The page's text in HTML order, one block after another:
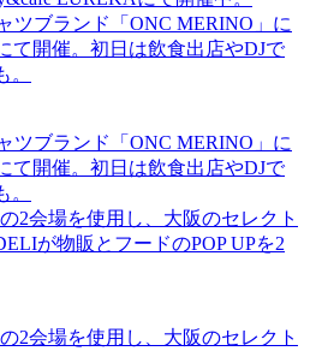
ツブランド「ONC MERINO」に
て開催。初日は飲食出店やDJで
ツブランド「ONC MERINO」に
て開催。初日は飲食出店やDJで
2会場を使用し、大阪のセレクト
が物販とフードのPOP UPを2
2会場を使用し、大阪のセレクト